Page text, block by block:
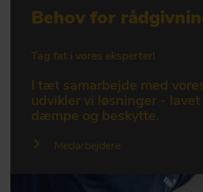
Behov for
Tag fat i vores eksperter!
I tæt samarbejde med
udvikler vi løsninger -
dæmpe og beskytte.
Medarbejdere